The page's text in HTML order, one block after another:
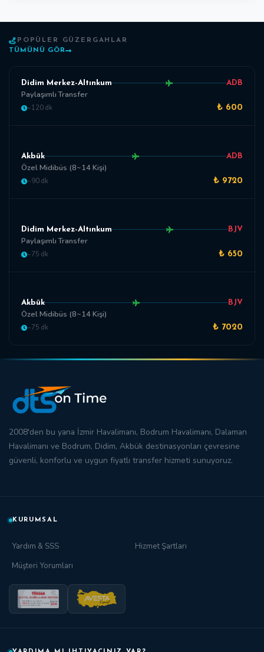
POPÜLER GÜZERGAHLAR
TÜMÜNÜ GÖR
Didim Merkez-Altınkum ADB
Paylaşımlı Transfer
~120 dk ₺ 600
Akbük ADB
Özel Midibüs (8~14 Kişi)
~90 dk ₺ 9720
Didim Merkez-Altınkum BJV
Paylaşımlı Transfer
~75 dk ₺ 650
Akbük BJV
Özel Midibüs (8~14 Kişi)
~75 dk ₺ 7020
2008'den bu yana İzmir Havalimanı, Bodrum Havalimanı, Dalaman
Havalimanı ve Bodrum, Didim, Akbük destinasyonları çevresine
güvenli, konforlu ve uygun fiyatlı transfer hizmeti sunuyoruz.
KURUMSAL
Yardım & SSS
Hizmet Şartları
Müşteri Yorumları